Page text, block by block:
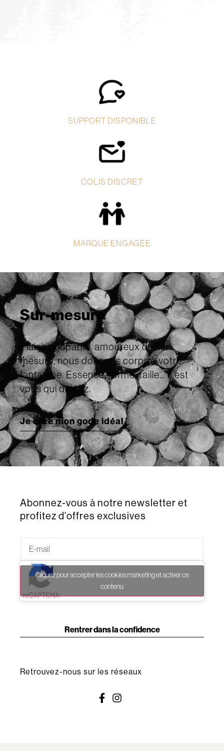
SUPPORT DISPONIBLE
COLIS DISCRET
MARQUE ENGAGÉE
Sur-mesure
Plaisir coupable, amoureux du sur-
mesure, nous donnons corps à votre
fantasme. Essence, forme, taille... c’est
vous qui dirigez.
Je crée mon gode idéal
Abonnez-vous à notre newsletter et
profitez d'offres exclusives
Cliquez pour accepter les cookies marketing et activer ce
contenu
Rentrer dans la confidence
Retrouvez-nous sur les réseaux